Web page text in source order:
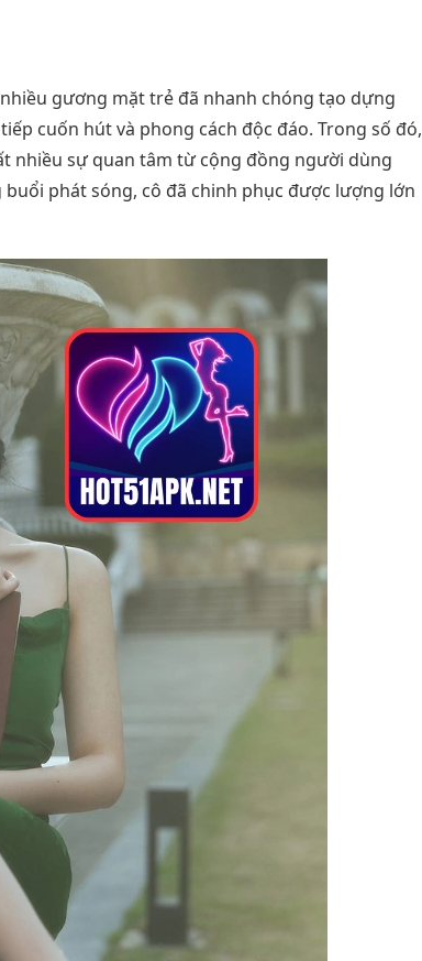
gương mặt trẻ đã nhanh chóng tạo dựng
cuốn hút và phong cách độc đáo. Trong số đó,
nhiều sự quan tâm từ cộng đồng người dùng
phát sóng, cô đã chinh phục được lượng lớn